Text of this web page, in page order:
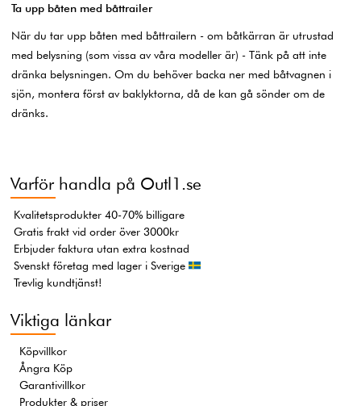
Ta upp båten med båttrailer
När du tar upp båten med båttrailern - om båtkärran är utrustad
med belysning (som vissa av våra modeller är) - Tänk på att inte
dränka belysningen. Om du behöver backa ner med båtvagnen i
sjön, montera först av baklyktorna, då de kan gå sönder om de
dränks.
Varför handla på Outl1.se
Kvalitetsprodukter 40-70% billigare
Gratis frakt vid order över 3000kr
Erbjuder faktura utan extra kostnad
Svenskt företag med lager i Sverige
Trevlig kundtjänst!
Viktiga länkar
Köpvillkor
Ångra Köp
Garantivillkor
Produkter & priser